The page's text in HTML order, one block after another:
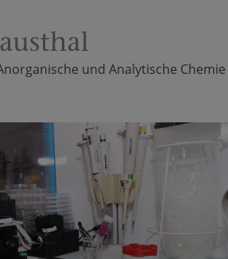
und Analytische Chemie